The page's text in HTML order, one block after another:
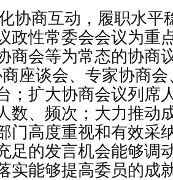
协商互动，履职水平
政性常委会会议为重
商会等为常态的协商
座谈会、专家协商
；扩大协商会议列席
数、频次；大力推动
门高度重视和有效采
足的发言机会能够调
实能够提高委员的成